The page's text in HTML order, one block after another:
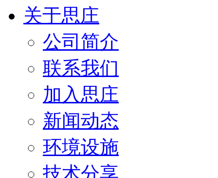
关于思庄
公司简介
联系我们
加入思庄
新闻动态
环境设施
技术分享